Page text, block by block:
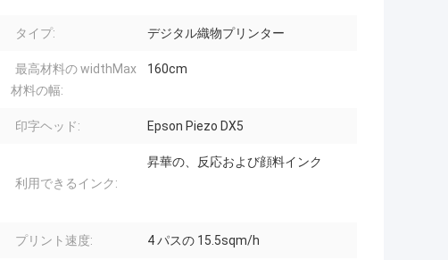
タイプ: デジタル織物プリンター
最高材料の widthMax
材料の幅:
160cm
印字ヘッド: Epson Piezo DX5
利用できるインク:
昇華の、反応および顔料インク
プリント速度: 4 パスの 15.5sqm/h